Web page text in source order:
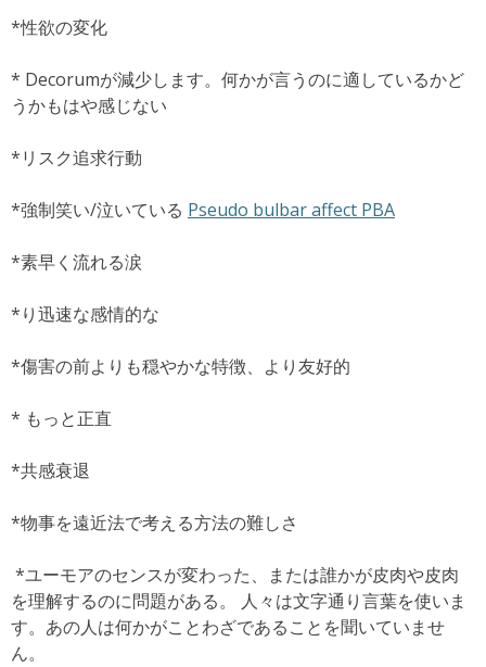
*性欲の変化
* Decorumが減少します。何かが言うのに適しているかど
うかもはや感じない
*リスク追求行動
*強制笑い/泣いている Pseudo bulbar affect PBA
*素早く流れる涙
*り迅速な感情的な
*傷害の前よりも穏やかな特徴、より友好的
* もっと正直
*共感衰退
*物事を遠近法で考える方法の難しさ
*ユーモアのセンスが変わった、または誰かが皮肉や皮肉
を理解するのに問題がある。
人々は文字通り言葉を使いま
す。あの人は何かがことわざであることを聞いていませ
ん。